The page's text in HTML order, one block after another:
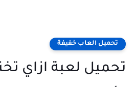
تحميل العاب خفيفة